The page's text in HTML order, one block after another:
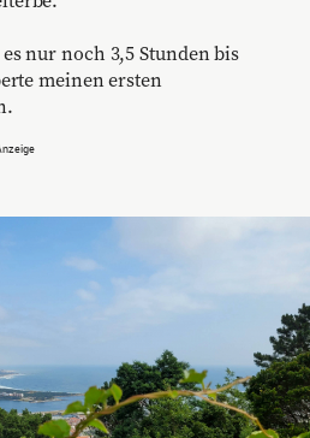
nur noch 3,5 Stunden bis
meinen ersten